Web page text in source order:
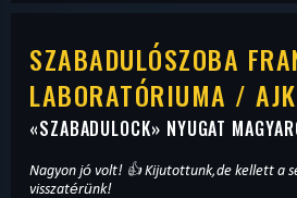
SZABADULÓSZOBA
LABORATÓRIUMA /
«SZABADULOCK» NYUGAT
Nagyon jó volt! 👍 Kijutottunk,de kellett a
visszatérünk!